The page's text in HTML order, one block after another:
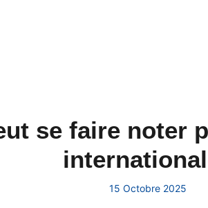
se faire noter
15 Octobre 2025